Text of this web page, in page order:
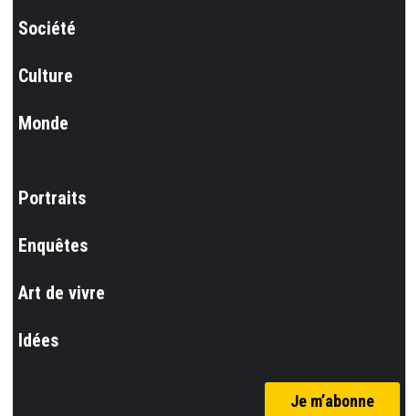
Société
Culture
Monde
Portraits
Enquêtes
Art de vivre
Idées
Je m’abonne